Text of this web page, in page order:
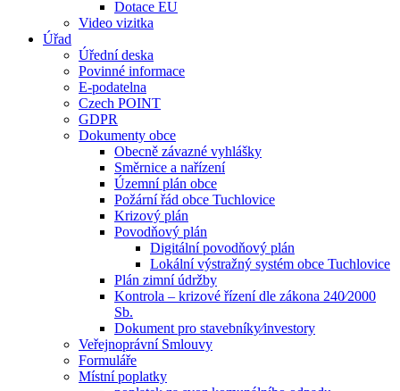
Dotace EU
Video vizitka
Úřad
Úřední deska
Povinné informace
E-podatelna
Czech POINT
GDPR
Dokumenty obce
Obecně závazné vyhlášky
Směrnice a nařízení
Územní plán obce
Požární řád obce Tuchlovice
Krizový plán
Povodňový plán
Digitální povodňový plán
Lokální výstražný systém obce Tuchlovice
Plán zimní údržby
Kontrola – krizové řízení dle zákona 240⁄2000
Sb.
Dokument pro stavebníky⁄investory
Veřejnoprávní Smlouvy
Formuláře
Místní poplatky